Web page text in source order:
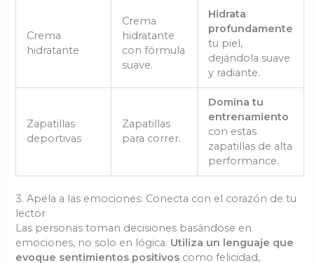
Crema
hidratante
Crema
hidratante
con fórmula
suave.
Hidrata
profundamente
tu piel,
dejándola suave
y radiante.
Zapatillas
deportivas
Zapatillas
para correr.
Domina tu
entrenamiento
con estas
zapatillas de alta
performance.
3. Apela a las emociones: Conecta con el corazón de tu
lector
Las personas toman decisiones basándose en
emociones, no solo en lógica. Utiliza un lenguaje que
evoque sentimientos positivos como felicidad,